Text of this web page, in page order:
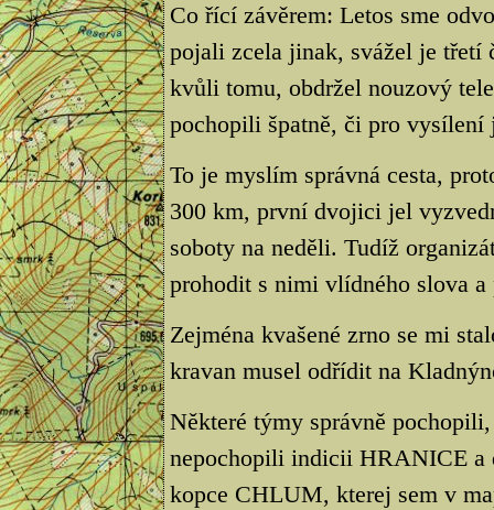
Co řící závěrem: Letos sme
pojali zcela jinak, svážel je třetí
kvůli tomu, obdržel nouzový
pochopili špatně, či pro
To je myslím správná cesta,
300 km, první dvojici jel
soboty na neděli. Tudíž
prohodit s nimi vlídného slova a
Zejména kvašené zrno se mi
kravan musel odřídit na
Některé týmy správně
nepochopili indicii HRANICE a
kopce CHLUM, kterej sem v